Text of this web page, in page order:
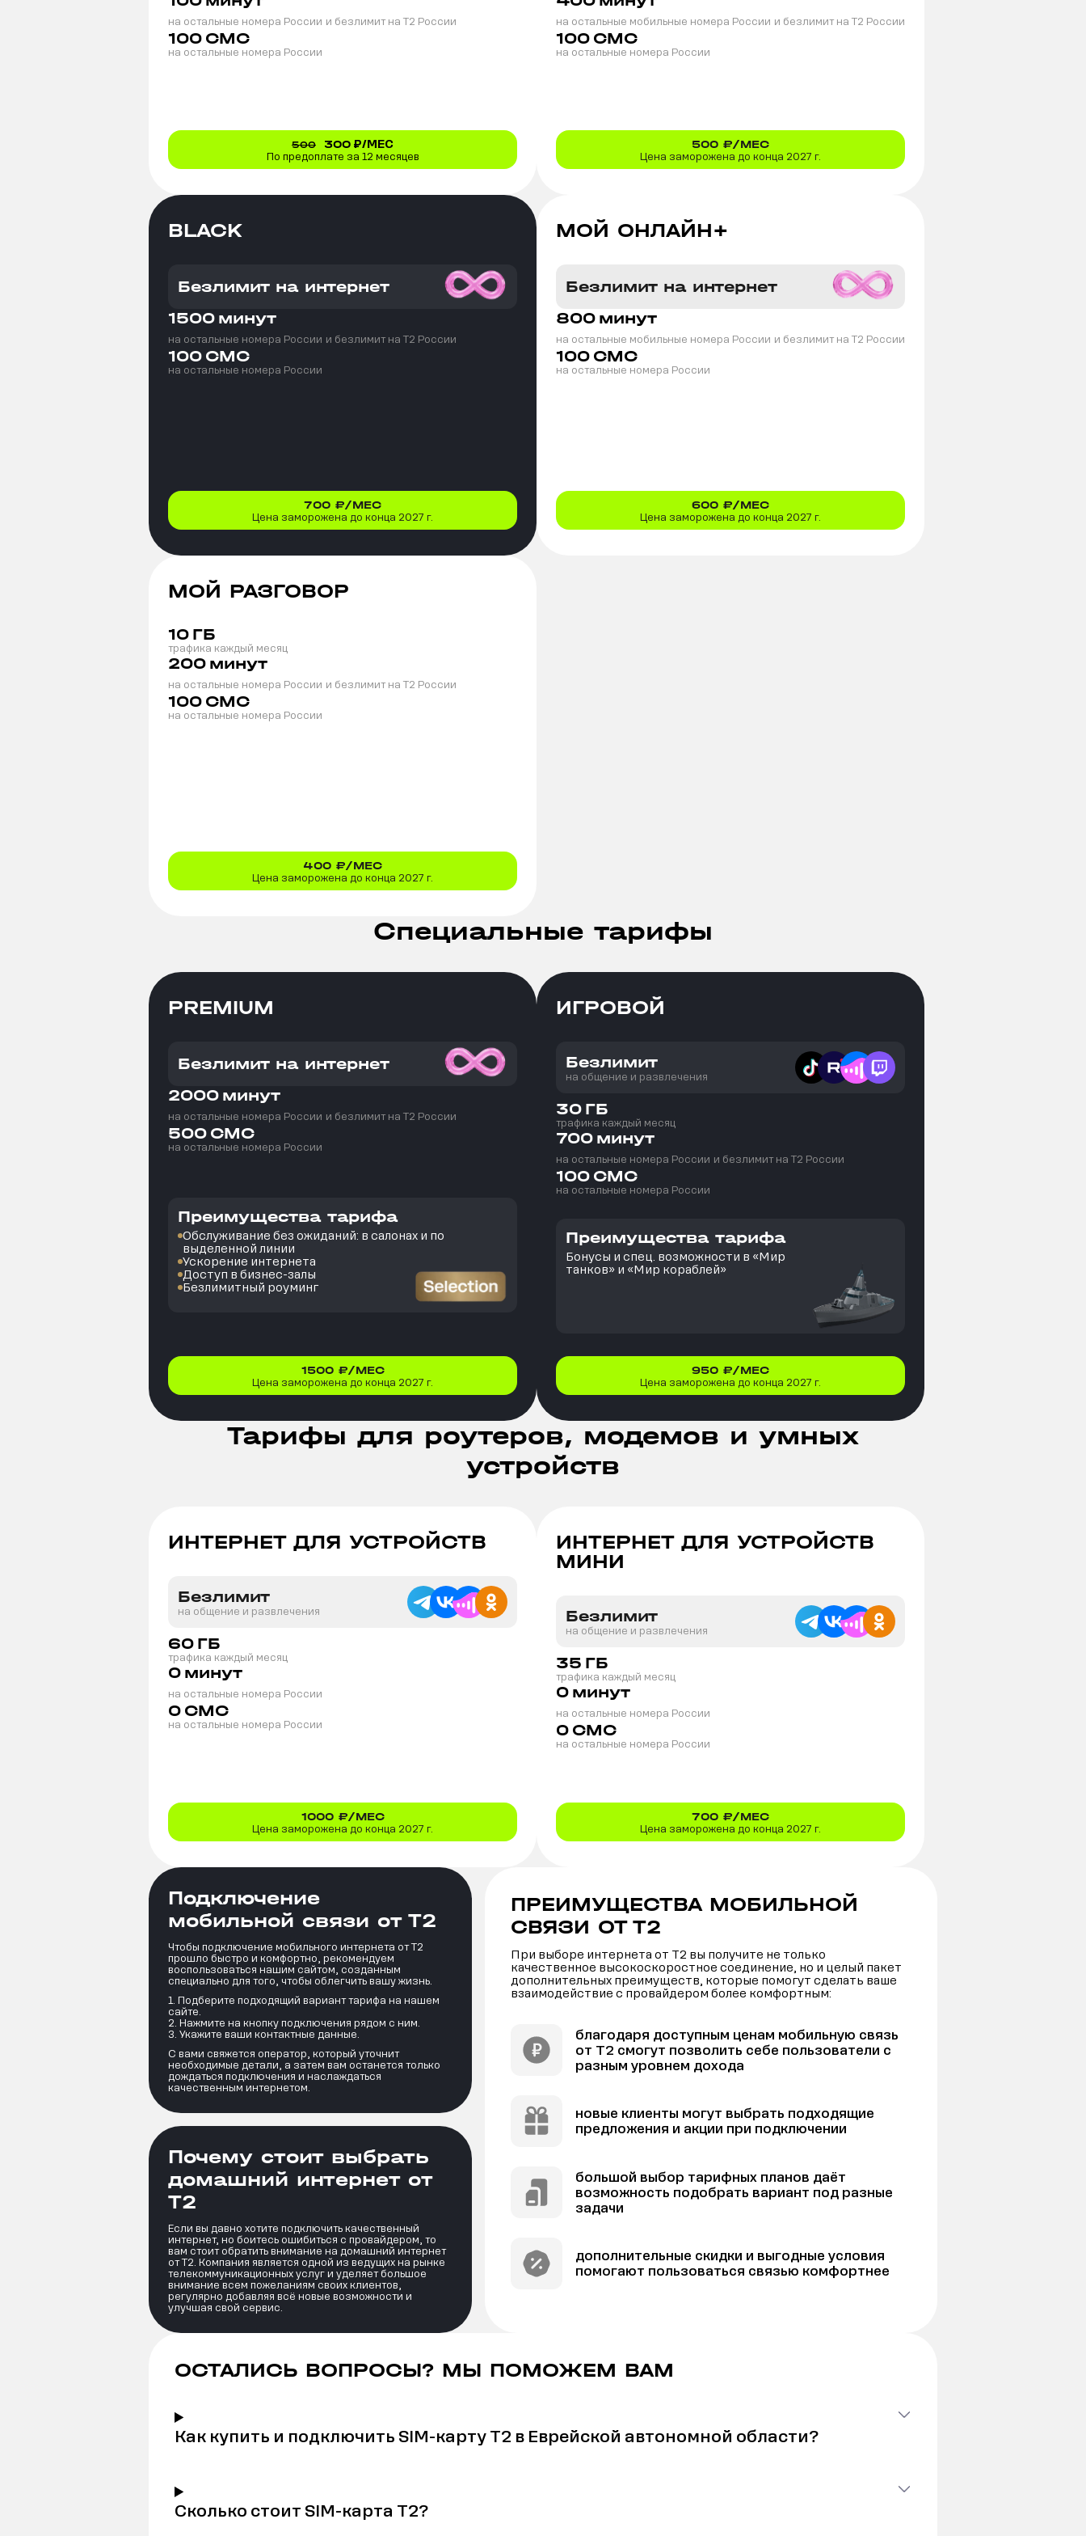
на остальные номера России и безлимит на T2 России
100 СМС
на остальные номера России
500 300 ₽/МЕС
По предоплате за 12 месяцев
на остальные мобильные номера России и безлимит на T2 России
100 СМС
на остальные номера России
500 ₽/МЕС
Цена заморожена до конца 2027 г.
BLACK
Безлимит на интернет
1500 минут
на остальные номера России и безлимит на T2 России
100 СМС
на остальные номера России
700 ₽/МЕС
Цена заморожена до конца 2027 г.
МОЙ ОНЛАЙН+
Безлимит на интернет
800 минут
на остальные мобильные номера России и безлимит на T2 России
100 СМС
на остальные номера России
600 ₽/МЕС
Цена заморожена до конца 2027 г.
МОЙ РАЗГОВОР
10 ГБ
трафика каждый месяц
200 минут
на остальные номера России и безлимит на T2 России
100 СМС
на остальные номера России
400 ₽/МЕС
Цена заморожена до конца 2027 г.
Специальные тарифы
PREMIUM
Безлимит на интернет
2000 минут
на остальные номера России и безлимит на T2 России
500 СМС
на остальные номера России
Преимущества тарифа
Обслуживание без ожиданий: в салонах и по
выделенной линии
Ускорение интернета
Доступ в бизнес-залы
Безлимитный роуминг
1500 ₽/МЕС
Цена заморожена до конца 2027 г.
ИГРОВОЙ
Безлимит
на общение и развлечения
30 ГБ
трафика каждый месяц
700 минут
на остальные номера России и безлимит на T2 России
100 СМС
на остальные номера России
Преимущества тарифа
Бонусы и спец. возможности в «Мир
танков» и «Мир кораблей»
950 ₽/МЕС
Цена заморожена до конца 2027 г.
Тарифы для роутеров, модемов и умных
устройств
ИНТЕРНЕТ ДЛЯ УСТРОЙСТВ
Безлимит
на общение и развлечения
60 ГБ
трафика каждый месяц
0 минут
на остальные номера России
0 СМС
на остальные номера России
1000 ₽/МЕС
Цена заморожена до конца 2027 г.
ИНТЕРНЕТ ДЛЯ УСТРОЙСТВ
МИНИ
Безлимит
на общение и развлечения
35 ГБ
трафика каждый месяц
0 минут
на остальные номера России
0 СМС
на остальные номера России
700 ₽/МЕС
Цена заморожена до конца 2027 г.
Подключение
мобильной связи от Т2
Чтобы подключение мобильного интернета от Т2
прошло быстро и комфортно, рекомендуем
воспользоваться нашим сайтом, созданным
специально для того, чтобы облегчить вашу жизнь.
Подберите подходящий вариант тарифа на нашем
сайте.
Нажмите на кнопку подключения рядом с ним.
Укажите ваши контактные данные.
С вами свяжется оператор, который уточнит
необходимые детали, а затем вам останется только
дождаться подключения и наслаждаться
качественным интернетом.
Почему стоит выбрать
домашний интернет от
Т2
Если вы давно хотите подключить качественный
интернет, но боитесь ошибиться с провайдером, то
вам стоит обратить внимание на домашний интернет
от Т2. Компания является одной из ведущих на рынке
телекоммуникационных услуг и уделяет большое
внимание всем пожеланиям своих клиентов,
регулярно добавляя всё новые возможности и
улучшая свой сервис.
ПРЕИМУЩЕСТВА МОБИЛЬНОЙ
СВЯЗИ ОТ Т2
При выборе интернета от Т2 вы получите не только
качественное высокоскоростное соединение, но и целый пакет
дополнительных преимуществ, которые помогут сделать ваше
взаимодействие с провайдером более комфортным:
благодаря доступным ценам мобильную связь
от Т2 смогут позволить себе пользователи с
разным уровнем дохода
новые клиенты могут выбрать подходящие
предложения и акции при подключении
большой выбор тарифных планов даёт
возможность подобрать вариант под разные
задачи
дополнительные скидки и выгодные условия
помогают пользоваться связью комфортнее
ОСТАЛИСЬ ВОПРОСЫ? МЫ ПОМОЖЕМ ВАМ
Как купить и подключить SIM-карту Т2 в Еврейской автономной области?
Сколько стоит SIM-карта Т2?